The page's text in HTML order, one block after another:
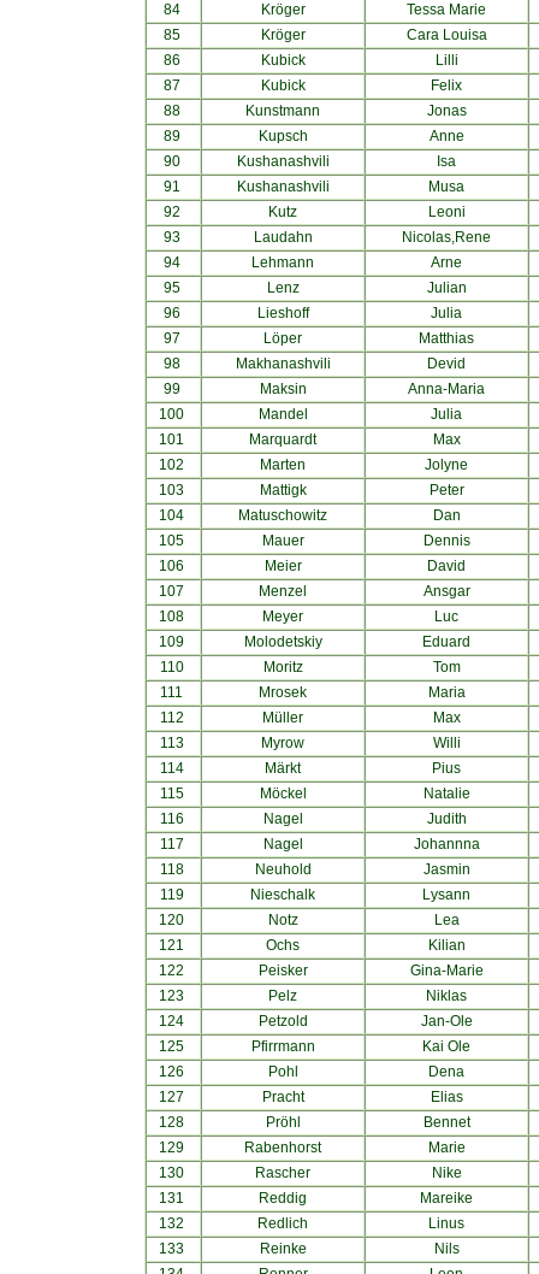
84
Kröger
Tessa Marie
85
Kröger
Cara Louisa
86
Kubick
Lilli
87
Kubick
Felix
88
Kunstmann
Jonas
89
Kupsch
Anne
90
Kushanashvili
Isa
91
Kushanashvili
Musa
92
Kutz
Leoni
93
Laudahn
Nicolas,Rene
94
Lehmann
Arne
95
Lenz
Julian
96
Lieshoff
Julia
97
Löper
Matthias
98
Makhanashvili
Devid
99
Maksin
Anna-Maria
100
Mandel
Julia
101
Marquardt
Max
102
Marten
Jolyne
103
Mattigk
Peter
104
Matuschowitz
Dan
105
Mauer
Dennis
106
Meier
David
107
Menzel
Ansgar
108
Meyer
Luc
109
Molodetskiy
Eduard
110
Moritz
Tom
111
Mrosek
Maria
112
Müller
Max
113
Myrow
Willi
114
Märkt
Pius
115
Möckel
Natalie
116
Nagel
Judith
117
Nagel
Johannna
118
Neuhold
Jasmin
119
Nieschalk
Lysann
120
Notz
Lea
121
Ochs
Kilian
122
Peisker
Gina-Marie
123
Pelz
Niklas
124
Petzold
Jan-Ole
125
Pfirrmann
Kai Ole
126
Pohl
Dena
127
Pracht
Elias
128
Pröhl
Bennet
129
Rabenhorst
Marie
130
Rascher
Nike
131
Reddig
Mareike
132
Redlich
Linus
133
Reinke
Nils